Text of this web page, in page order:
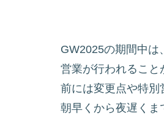
GW2025の期間中は
営業が行われるこ
前には変更点や特別
朝早くから夜遅く